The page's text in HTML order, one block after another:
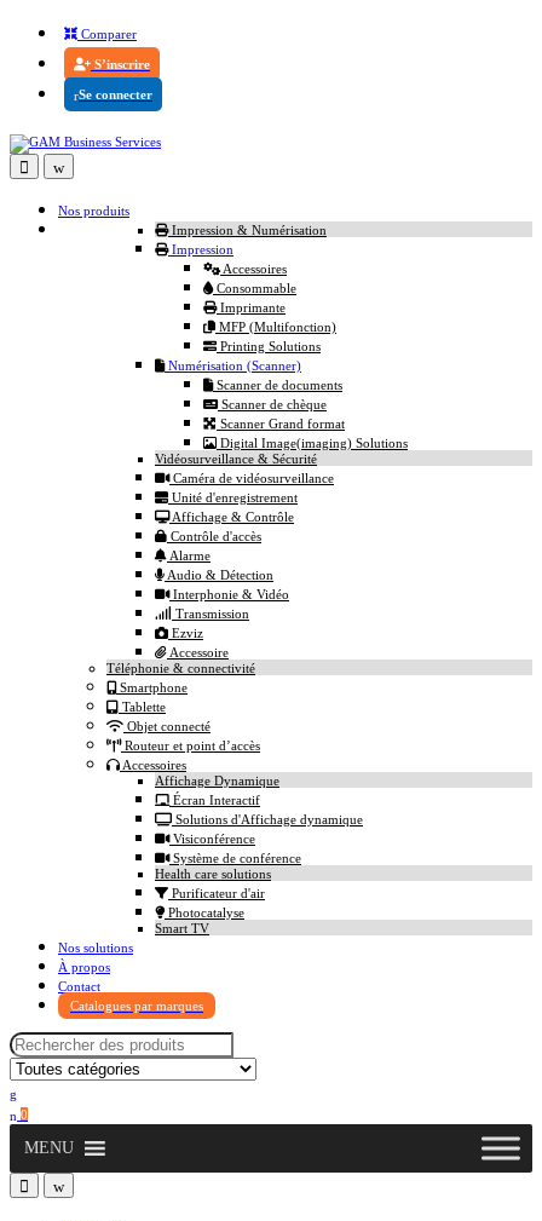
Comparer
S’inscrire
Se connecter
Nos produits
Impression & Numérisation
Impression
Accessoires
Consommable
Imprimante
MFP (Multifonction)
Printing Solutions
Numérisation (Scanner)
Scanner de documents
Scanner de chèque
Scanner Grand format
Digital Image(imaging) Solutions
Vidéosurveillance & Sécurité
Caméra de vidéosurveillance
Unité d'enregistrement
Affichage & Contrôle
Contrôle d'accès
Alarme
Audio & Détection
Interphonie & Vidéo
Transmission
Ezviz
Accessoire
Téléphonie & connectivité
Smartphone
Tablette
Objet connecté
Routeur et point d’accès
Accessoires
Affichage Dynamique
Écran Interactif
Solutions d'Affichage dynamique
Visiconférence
Système de conférence
Health care solutions
Purificateur d'air
Photocatalyse
Smart TV
Nos solutions
À propos
Contact
Catalogues par marques
Search for:
0
MENU